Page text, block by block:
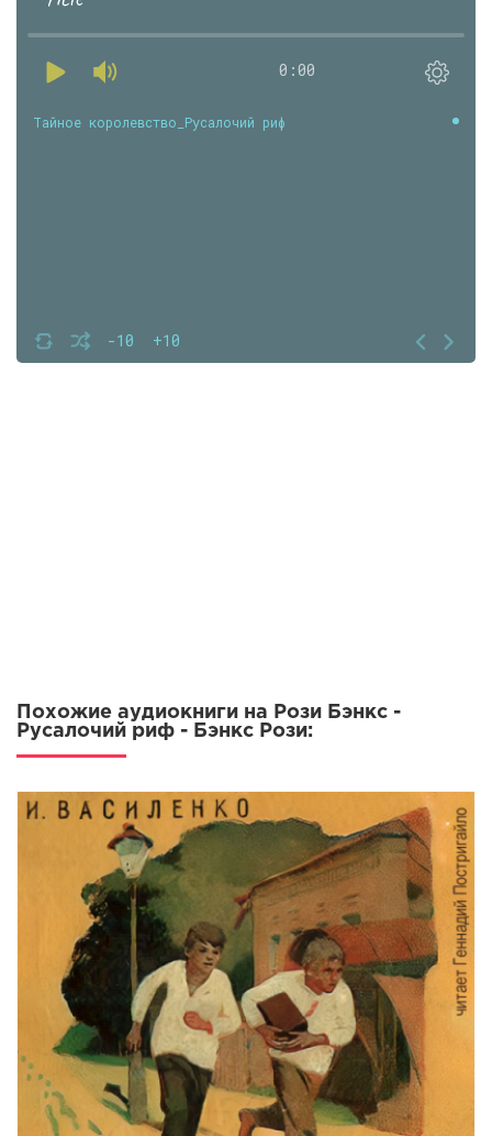
0:00
-10 +10
Тайное королевство_Русалочий риф
Похожие аудиокниги на Рози Бэнкс -
Русалочий риф - Бэнкс Рози: